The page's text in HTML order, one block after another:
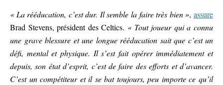
« La rééducation, c’est dur. Il semble la faire très bien »,assure
Brad Stevens, président des Celtics. « Tout joueur qui a connu
une grave blessure et une longue rééducation sait que c’est un
défi, mental et physique. Il s’est fait opérer immédiatement et
depuis, son état d’esprit, c’est de faire des efforts et d’avancer.
C’est un compétiteur et il se bat toujours, peu importe ce qu’il